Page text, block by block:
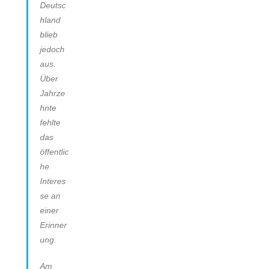
Deutsc
hland
blieb
jedoch
aus.
Über
Jahrze
hnte
fehlte
das
öffentlic
he
Interes
se an
einer
Erinner
ung.
Am